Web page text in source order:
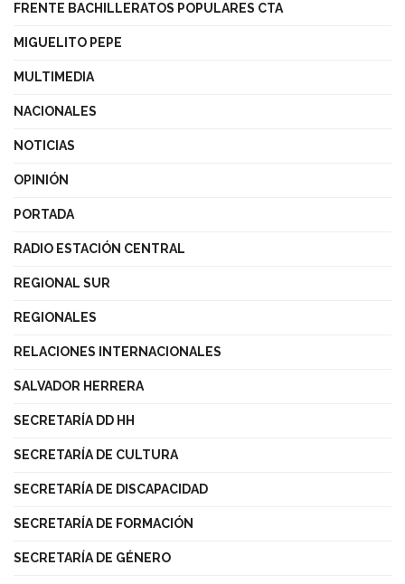
FRENTE BACHILLERATOS POPULARES CTA
MIGUELITO PEPE
MULTIMEDIA
NACIONALES
NOTICIAS
OPINIÓN
PORTADA
RADIO ESTACIÓN CENTRAL
REGIONAL SUR
REGIONALES
RELACIONES INTERNACIONALES
SALVADOR HERRERA
SECRETARÍA DD HH
SECRETARÍA DE CULTURA
SECRETARÍA DE DISCAPACIDAD
SECRETARÍA DE FORMACIÓN
SECRETARÍA DE GÉNERO